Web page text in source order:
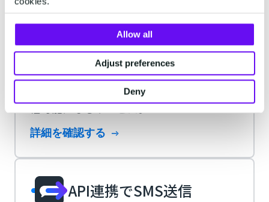
Allow all
Adjust preferences
Deny
メール形式でSMSを送信で
きるMail SMS
CRMやSFA、マーケティングオートメーシ
ョンツールなど、メール配信機能があれ
ば、どんなメールソフトからでもSMSが配
信可能になるサービス。
詳細を確認する
API連携でSMS送信